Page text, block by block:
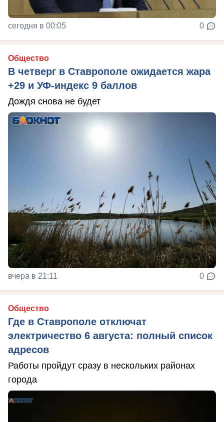
сегодня в 00:05 0
Общество
В четверг в Ставрополе ожидается жара
+29 и УФ-индекс 9 баллов
Дождя снова не будет
вчера в 21:11 0
Общество
Где в Ставрополе отключат
электричество 6 августа: полный список
адресов
Работы пройдут сразу в нескольких районах
города